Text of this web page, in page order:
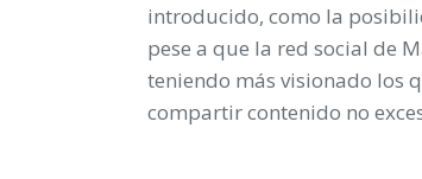
introducido, como la
pese a que la red social de
teniendo más visionado los
compartir contenido no